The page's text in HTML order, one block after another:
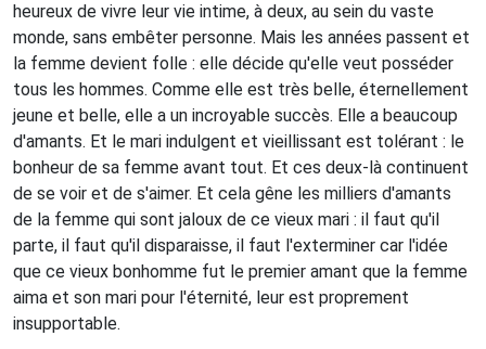
heureux de vivre leur vie intime, à deux, au sein du vaste
monde, sans embêter personne. Mais les années passent et
la femme devient folle : elle décide qu'elle veut posséder
tous les hommes. Comme elle est très belle, éternellement
jeune et belle, elle a un incroyable succès. Elle a beaucoup
d'amants. Et le mari indulgent et vieillissant est tolérant : le
bonheur de sa femme avant tout. Et ces deux-là continuent
de se voir et de s'aimer. Et cela gêne les milliers d'amants
de la femme qui sont jaloux de ce vieux mari : il faut qu'il
parte, il faut qu'il disparaisse, il faut l'exterminer car l'idée
que ce vieux bonhomme fut le premier amant que la femme
aima et son mari pour l'éternité, leur est proprement
insupportable.